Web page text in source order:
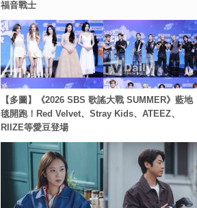
福音戰士
【多圖】《2026 SBS 歌謠大戰 SUMMER》藍地
毯開跑！Red Velvet、Stray Kids、ATEEZ、
RIIZE等愛豆登場